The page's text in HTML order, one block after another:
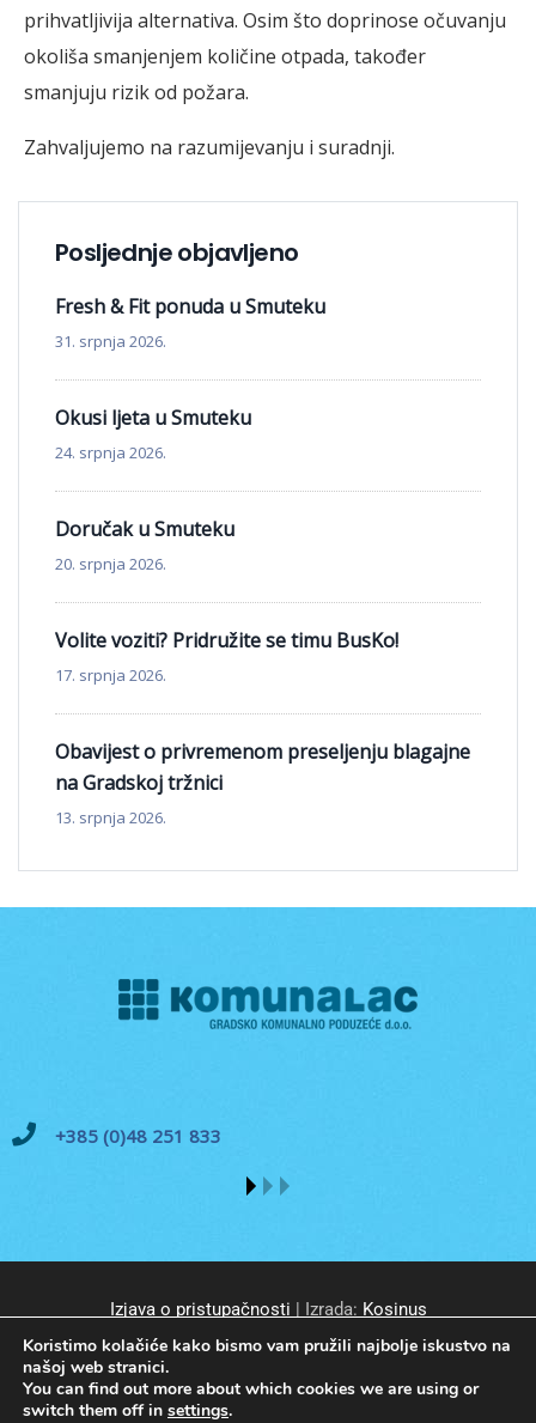
prihvatljivija alternativa. Osim što doprinose očuvanju
okoliša smanjenjem količine otpada, također
smanjuju rizik od požara.
Zahvaljujemo na razumijevanju i suradnji.
Posljednje objavljeno
Fresh & Fit ponuda u Smuteku
31. srpnja 2026.
Okusi ljeta u Smuteku
24. srpnja 2026.
Doručak u Smuteku
20. srpnja 2026.
Volite voziti? Pridružite se timu BusKo!
17. srpnja 2026.
Obavijest o privremenom preseljenju blagajne
na Gradskoj tržnici
13. srpnja 2026.
+385 (0)48 251 833
Izjava o pristupačnosti | Izrada: Kosinus
Koristimo kolačiće kako bismo vam pružili najbolje iskustvo na
našoj web stranici.
You can find out more about which cookies we are using or
switch them off in settings.